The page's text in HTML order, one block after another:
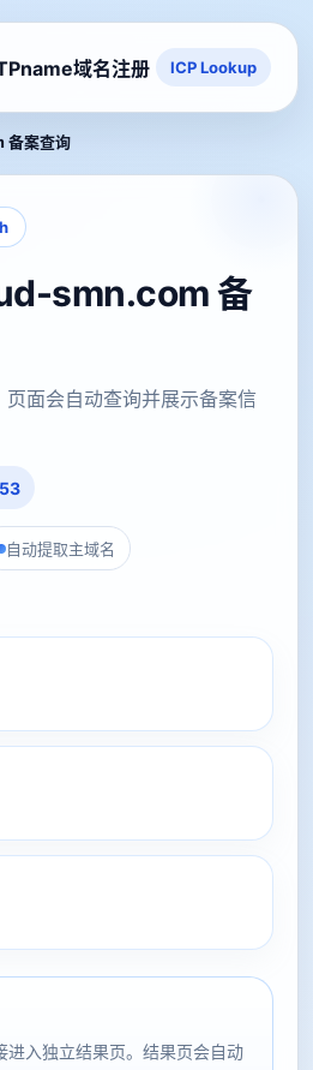
域名注册 ICP Lookup
案查询
smn.com 备
面会自动查询并展示备案信
自动提取主域名
进入独立结果页。结果页会自动